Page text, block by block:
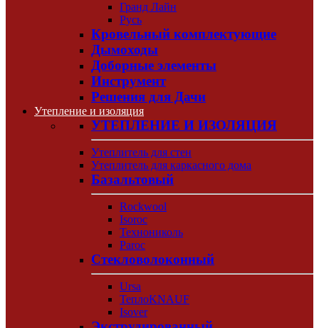
Гранд Лайн
Русь
Кровельный комплектующие
Дымоходы
Доборные элементы
Инструмент
Решения для Дачи
Утепление и изоляция
УТЕПЛЕНИЕ И ИЗОЛЯЦИЯ
Утеплитель для стен
Утеплитель для каркасного дома
Базальтовый
Rockwool
Isoroc
Технониколь
Paroc
Стекловолоконный
Ursa
ТеплоKNAUF
Isover